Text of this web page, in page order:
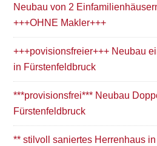
Neubau von 2
+++OHNE Makler+++
+++povisionsfreier+++ Neubau
in Fürstenfeldbruck
***provisionsfrei*** Neubau
Fürstenfeldbruck
** stilvoll saniertes Herrenhaus